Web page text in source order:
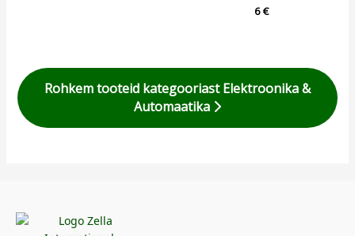
6€
Rohkem tooteid kategooriast Elektroonika &
Automaatika